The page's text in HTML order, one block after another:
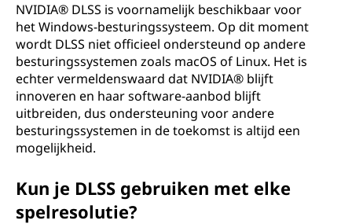
NVIDIA® DLSS is voornamelijk beschikbaar voor
het Windows-besturingssysteem. Op dit moment
wordt DLSS niet officieel ondersteund op andere
besturingssystemen zoals macOS of Linux. Het is
echter vermeldenswaard dat NVIDIA® blijft
innoveren en haar software-aanbod blijft
uitbreiden, dus ondersteuning voor andere
besturingssystemen in de toekomst is altijd een
mogelijkheid.
Kun je DLSS gebruiken met elke
spelresolutie?